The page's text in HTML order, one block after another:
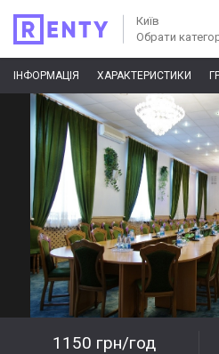
Київ
Обрати
ІНФОРМАЦІЯ ХАРАКТЕРИСТИКИ
1150 грн/год